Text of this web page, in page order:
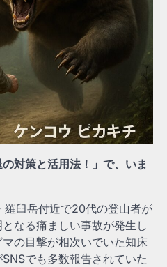
対策と活用法！」で、いま
臼岳付近で20代の登山者が
なる痛ましい事故が発生し
の目撃が相次いでいた知床
でも多数報告されていた